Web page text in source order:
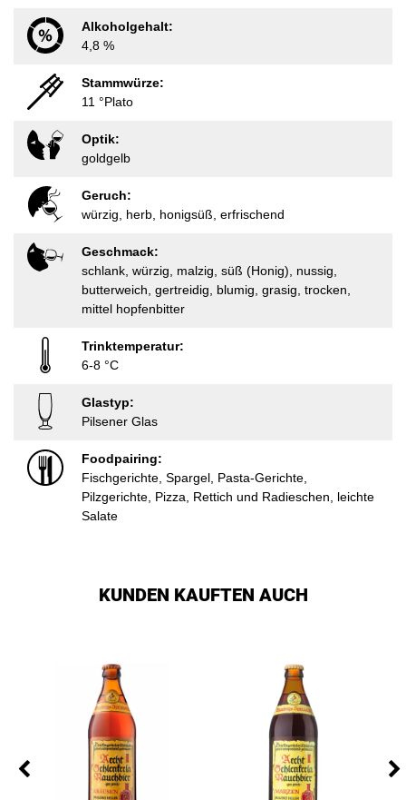
Alkoholgehalt:
4,8 %
Stammwürze:
11 °Plato
Optik:
goldgelb
Geruch:
würzig, herb, honigsüß, erfrischend
Geschmack:
schlank, würzig, malzig, süß (Honig), nussig,
butterweich, gertreidig, blumig, grasig, trocken,
mittel hopfenbitter
Trinktemperatur:
6-8 °C
Glastyp:
Pilsener Glas
Foodpairing:
Fischgerichte, Spargel, Pasta-Gerichte,
Pilzgerichte, Pizza, Rettich und Radieschen, leichte
Salate
KUNDEN KAUFTEN AUCH